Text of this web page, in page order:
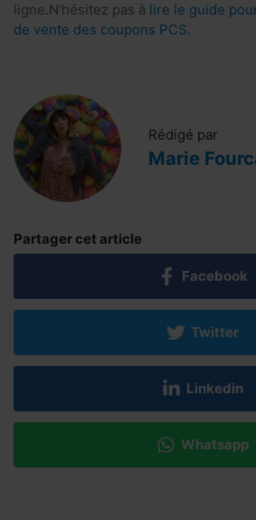
ligne.N'hésitez pas à lire le guide
de vente des coupons PCS.
Rédigé par
Marie
Partager cet article
Facebook
Twitter
Linkedin
Whatsapp